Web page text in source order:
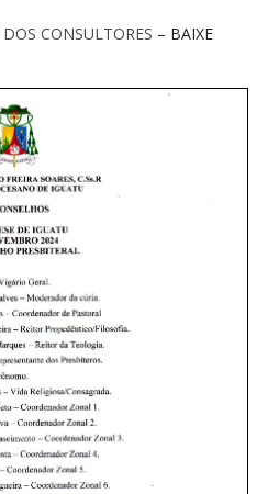
CONSULTORES – BAIXE